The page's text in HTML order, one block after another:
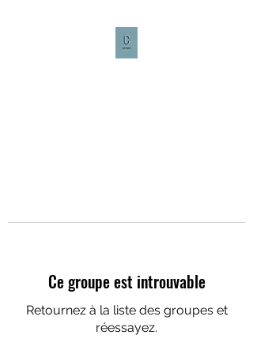
Ce groupe est introuvable
Retournez à la liste des groupes et
réessayez.